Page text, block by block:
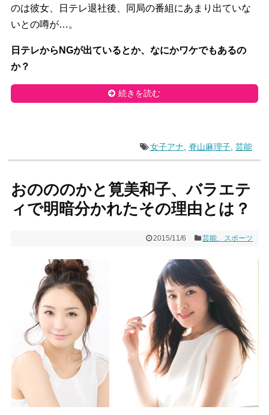
のは彼女、日テレ退社後、同局の番組にあまり出ていな
いとの噂が…。
日テレからNGが出ているとか、なにかワケでもあるの
か？
続きを読む
女子アナ 脊山麻理子, 芸能
おのののかと筧美和子、バラエテ
ィで明暗分かれたその理由とは？
2015/11/6 芸能、スポーツ